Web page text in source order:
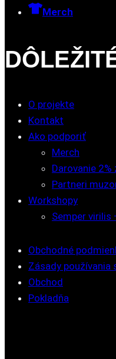
Merch
O projekte
Kontakt
Ako podporiť
Merch
Darovanie 2%
Partneri
Workshopy
Semper virilis
Obchodné
Zásady používania
Obchod
Pokladňa